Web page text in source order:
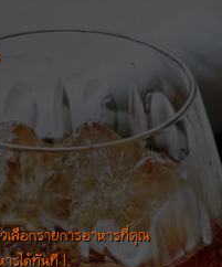
ลือกรายการอาหารที่คุณ
รได้ทันที !